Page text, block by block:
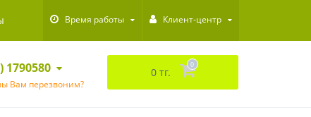
Время работы Клиент-центр
1790580
Вам перезвоним?
0 тг.
0